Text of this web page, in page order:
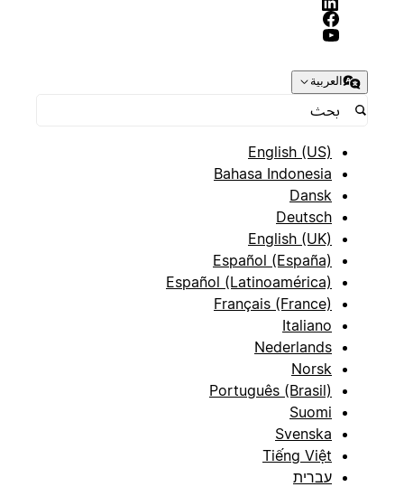
العربية
English (US)
Bahasa Indonesia
Dansk
Deutsch
English (UK)
Español (España)
Español (Latinoamérica)
Français (France)
Italiano
Nederlands
Norsk
Português (Brasil)
Suomi
Svenska
Tiếng Việt
עברית